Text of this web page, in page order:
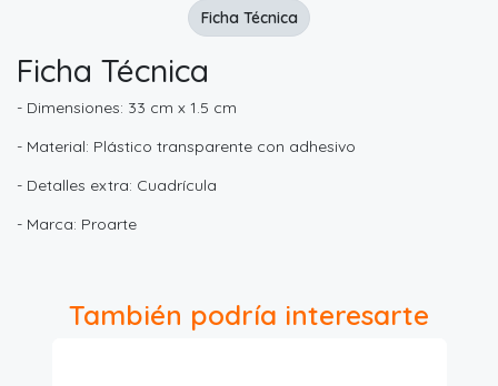
Ficha Técnica
- Dimensiones: 33 cm x 1.5 cm
- Material: Plástico transparente con adhesivo
- Detalles extra: Cuadrícula
- Marca: Proarte
Ficha Técnica
También podría interesarte